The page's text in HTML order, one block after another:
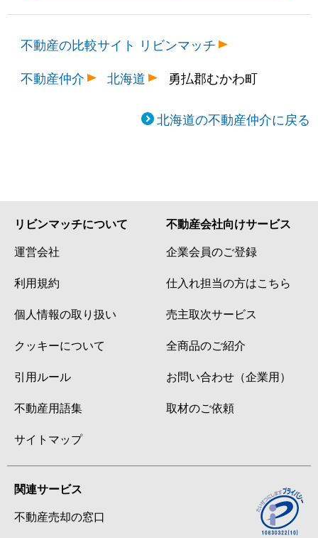
不動産の比較サイト リビンマッチ
不動産仲介
北海道 勇払郡むかわ町
北海道の不動産仲介に戻る
リビンマッチについて
運営会社
利用規約
個人情報の取り扱い
クッキーについて
引用ルール
不動産用語集
サイトマップ
不動産会社向けサービス
企業会員のご登録
仕入れ担当の方はこちら
売主取次サービス
全商品のご紹介
お問い合わせ（企業用）
取材のご依頼
関連サービス
不動産売却の窓口